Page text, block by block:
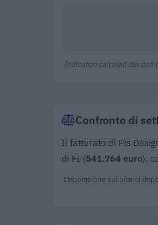
Indicatori calcolati dai dati
Confronto di
Il fatturato di Pls
di FI (541.764 euro),
Elaborazione sui bilanci